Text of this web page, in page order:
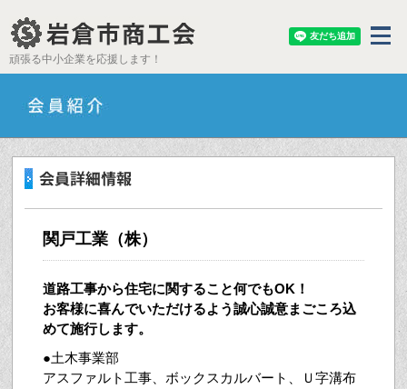
頑張る中小企業を応援します！
関戸工業（株）
道路工事から住宅に関すること何でもOK！
お客様に喜んでいただけるよう誠心誠意まごころ込
めて施行します。
●土木事業部
アスファルト工事、ボックスカルバート、Ｕ字溝布